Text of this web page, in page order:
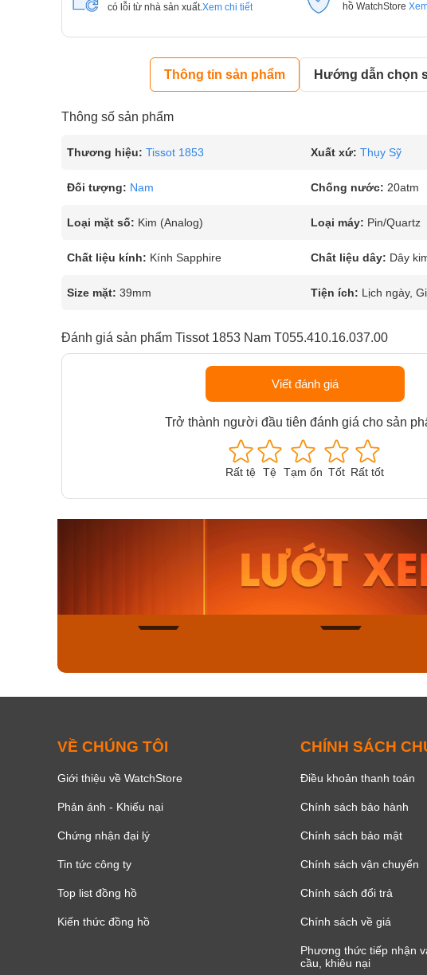
có lỗi từ nhà sản xuất. Xem chi tiết
hồ WatchStore
Thông tin sản phẩm Hướng dẫn chọn
Thông số sản phẩm
Thương hiệu: Tissot 1853 Xuất xứ: Thụy Sỹ
Đối tượng: Nam Chống nước: 20atm
Loại mặt số: Kim (Analog) Loại máy: Pin/Quartz
Chất liệu kính: Kính Sapphire Chất liệu dây: Dây
Size mặt: 39mm Tiện ích: Lịch ngày,
Đánh giá sản phẩm Tissot 1853 Nam T055.410.16.037.00
Viết đánh giá
Trở thành người đầu tiên đánh giá cho sản
Rất tệ Tệ Tạm ổn Tốt Rất tốt
Casio Nam MTS-
115D-1AVDF
2.823.000₫
2.399.550₫
Mua ngay
VỀ CHÚNG TÔI
Giới thiệu về WatchStore
Phản ánh - Khiếu nại
Chứng nhận đại lý
Tin tức công ty
Top list đồng hồ
Kiến thức đồng hồ
CHÍNH SÁCH
Điều khoản thanh toán
Chính sách bảo hành
Chính sách bảo mật
Chính sách vận chuyển
Chính sách đổi trả
Chính sách về giá
Phương thức tiếp nhận
cầu, khiêu nại